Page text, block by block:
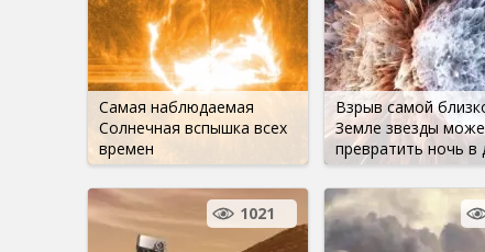
Самая наблюдаемая
Солнечная вспышка всех
времен
Взрыв самой
Земле звезды
превратить ночь в
1021